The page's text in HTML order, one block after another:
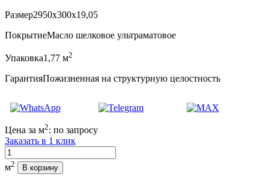
Размер2950x300x19,05
ПокрытиеМасло шелковое ультраматовое
Упаковка1,77 м2
ГарантияПожизненная на структурную целостность
Цена за м2: по запросу
Заказать в 1 клик
Количество
м2 В корзину